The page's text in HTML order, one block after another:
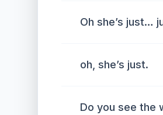
Oh she’s just…
oh, she’s just.
Do you see the